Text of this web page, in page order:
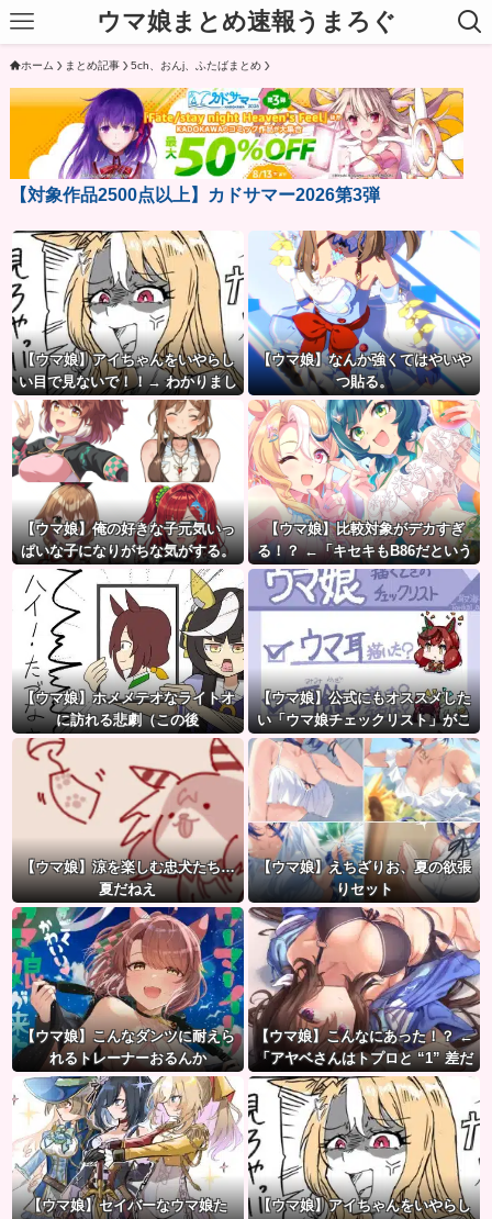
ウマ娘まとめ速報うまろぐ
ホーム まとめ記事 5ch、おんj、ふたばまとめ
【対象作品2500点以上】カドサマー2026第3弾
【ウマ娘】アイちゃんをいやらし
い目で見ないで！！→ わかりまし
た…
【ウマ娘】なんか強くてはやいや
つ貼る。
【ウマ娘】俺の好きな子元気いっ
ぱいな子になりがちな気がする。
←「元気OPPAIの間違いだろ…」
【ウマ娘】比較対象がデカすぎ
る！？ ←「キセキもB86だという
のにな…」
【ウマ娘】ホメメテオなライトオ
に訪れる悲劇（この後
【ウマ娘】公式にもオススメした
い「ウマ娘チェックリスト」がこ
ちら。
【ウマ娘】涼を楽しむ忠犬たち…
夏だねえ
【ウマ娘】えちざりお、夏の欲張
りセット
【ウマ娘】こんなダンツに耐えら
れるトレーナーおるんか
【ウマ娘】こんなにあった！？ ←
「アヤベさんはトプロと “1” 差だ
ぞ」
【ウマ娘】セイバーなウマ娘た
【ウマ娘】アイちゃんをいやらし